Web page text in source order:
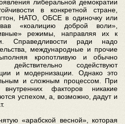
либеральной демократии
в конкретной стране,
НАТО, ОБСЕ в одиночку или
«коалицию доброй воли»,
режимы, направляя их к
Справедливости ради надо
международные и прочие
кропотливую и обычно
действительно содействуют
и модернизации. Однако это
и сложным процессом. При
внутренних факторов никакие
успехом, а, возможно, дадут и
«арабской весной», которая